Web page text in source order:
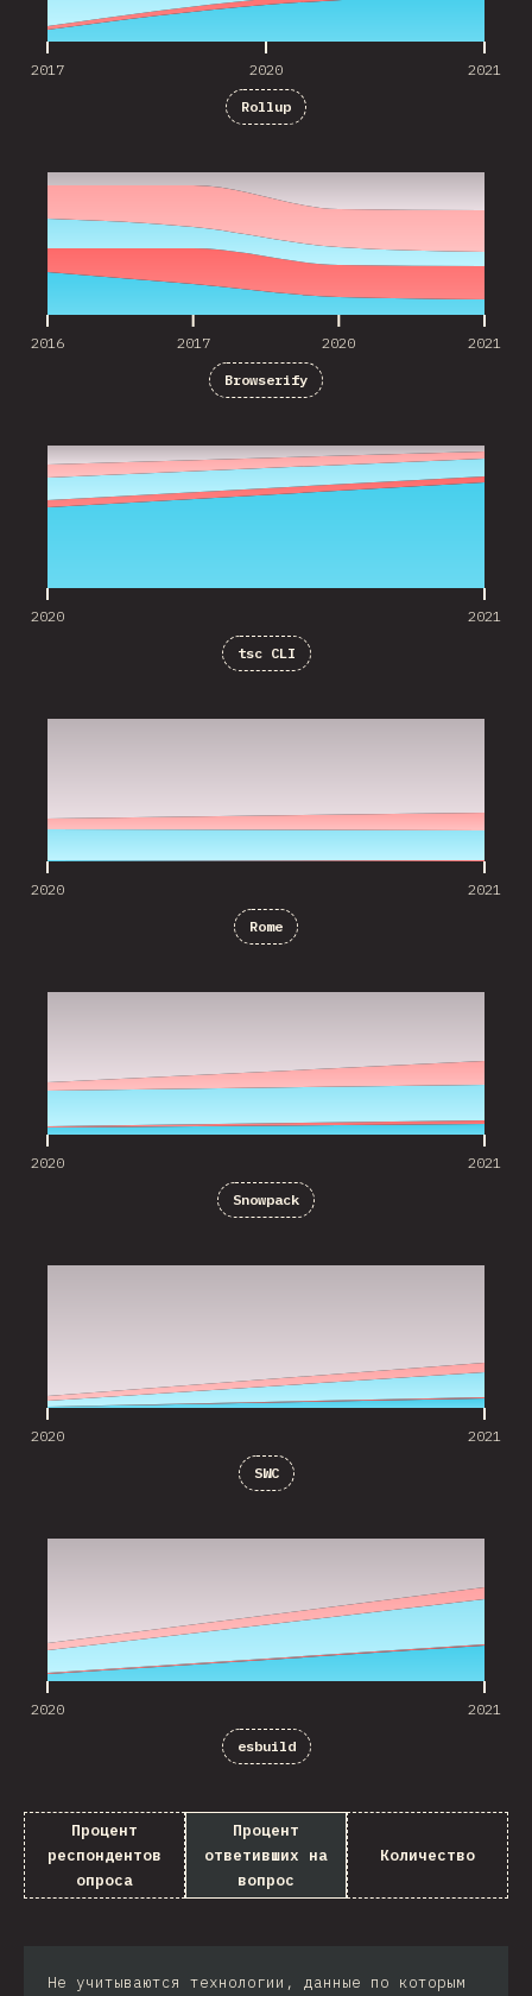
2017 2020 2021
Rollup
2016 2017 2020 2021
Browserify
2020 2021
tsc CLI
2020 2021
Rome
2020 2021
Snowpack
2020 2021
SWC
2020 2021
esbuild
Процент
респондентов
опроса
Процент
ответивших на
вопрос
Количество
Не учитываются технологии, данные по которым